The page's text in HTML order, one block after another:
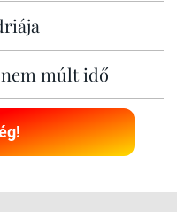
múlt idő